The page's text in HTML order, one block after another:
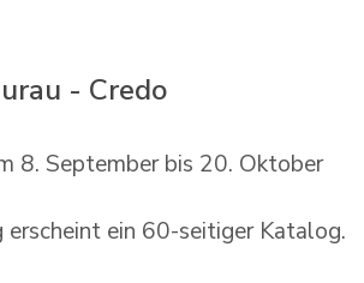
- Credo
8. September bis 20. Oktober
ein 60-seitiger Katalog.